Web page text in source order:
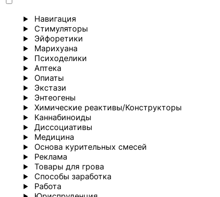
Навигация
Стимуляторы
Эйфоретики
Марихуана
Психоделики
Аптека
Опиаты
Экстази
Энтеогены
Химические реактивы/Конструкторы
Каннабиноиды
Диссоциативы
Медицина
Основа курительных смесей
Реклама
Товары для грова
Способы заработка
Работа